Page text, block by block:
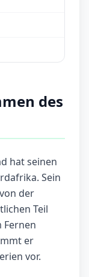
des
hat seinen
Sein
der
Teil
Fernen
er
vor.